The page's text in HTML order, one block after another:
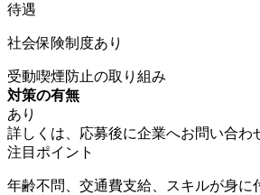
待遇
社会保険制度あり
受動喫煙防止の取り組み
対策の有無
あり
詳しくは、応募後に企業へお問い合わ
注目ポイント
年齢不問、交通費支給、スキルが身に